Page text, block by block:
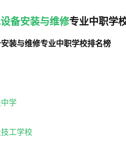
备安装与维修专业中职学
装与维修专业中职学校排名榜
学
工学校